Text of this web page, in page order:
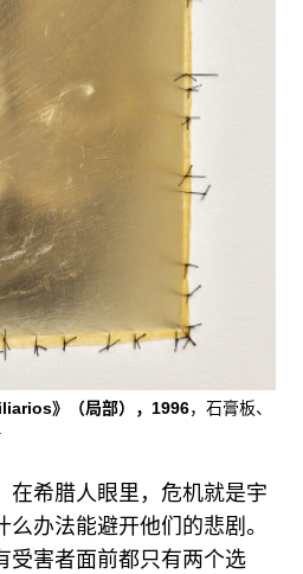
》（局部），1996，石膏板、
在希腊人眼里，危机就是宇
办法能避开他们的悲剧。
受害者面前都只有两个选